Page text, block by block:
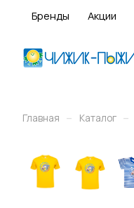
Бренды Акции
Главная – Каталог –